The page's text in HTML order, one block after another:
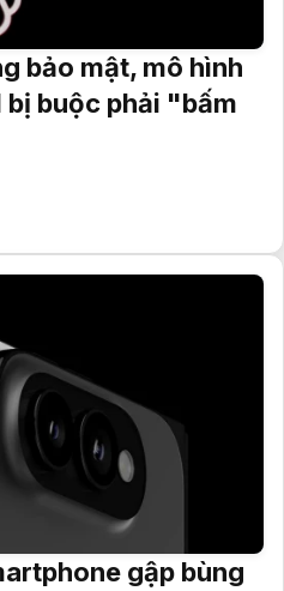
bảo mật, mô hình
bị buộc phải "bấm
gập bùng